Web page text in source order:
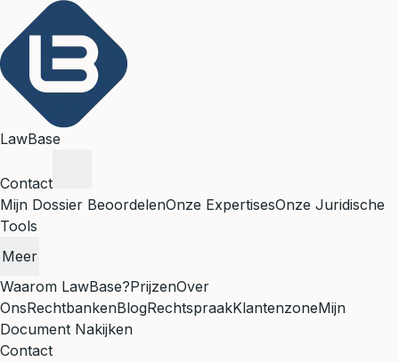
LawBase
Contact
Mijn Dossier BeoordelenOnze ExpertisesOnze Juridische
Tools
Meer
Waarom LawBase?PrijzenOver
OnsRechtbankenBlogRechtspraakKlantenzoneMijn
Document Nakijken
Contact